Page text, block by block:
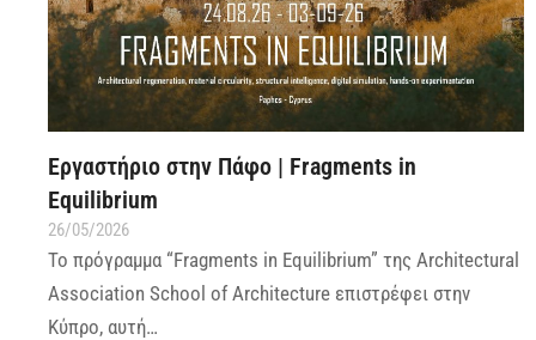
Εργαστήριο στην Πάφο | Fragments in
Equilibrium
26/05/2026
Το πρόγραμμα “Fragments in Equilibrium” της Architectural
Association School of Architecture επιστρέφει στην
Κύπρο, αυτή…